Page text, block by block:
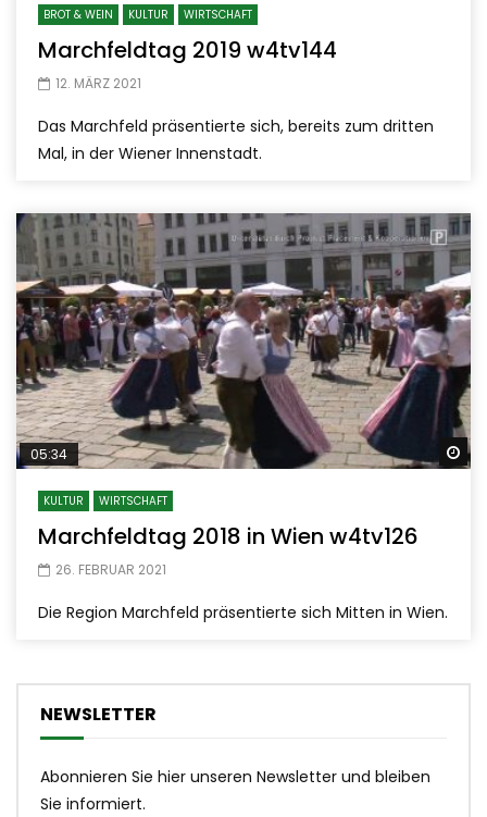
BROT & WEIN KULTUR WIRTSCHAFT
Marchfeldtag 2019 w4tv144
12. MÄRZ 2021
Das Marchfeld präsentierte sich, bereits zum dritten
Mal, in der Wiener Innenstadt.
05:34
KULTUR WIRTSCHAFT
Marchfeldtag 2018 in Wien w4tv126
26. FEBRUAR 2021
Die Region Marchfeld präsentierte sich Mitten in Wien.
NEWSLETTER
Abonnieren Sie hier unseren Newsletter und bleiben
Sie informiert.